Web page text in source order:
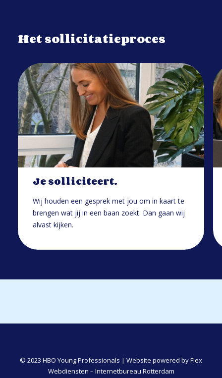
Het sollicitatieproces
Je solliciteert.
Wij houden een gesprek met jou om in kaart te
brengen wat jij in een baan zoekt. Dan gaan wij
alvast kijken.
© 2023 HBO Young Professionals | Website powered byFlex
Webdiensten – Internetbureau Rotterdam